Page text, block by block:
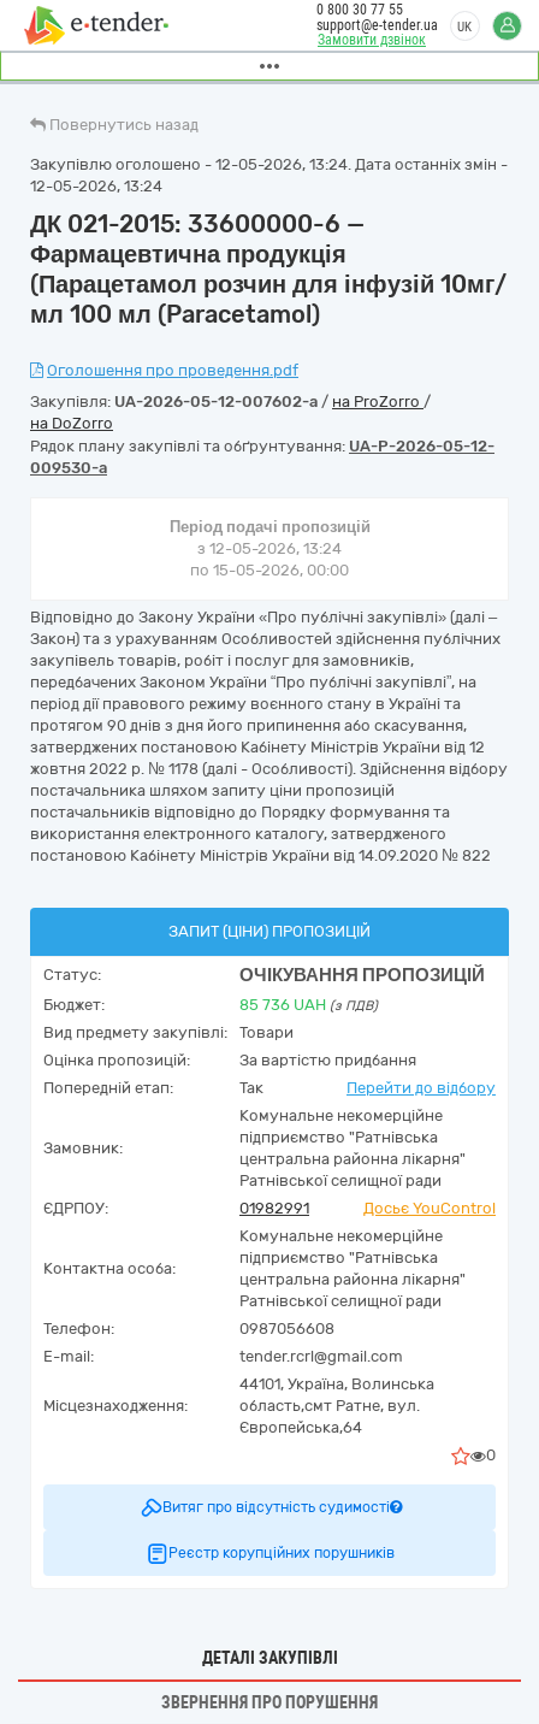
Замовити дзвінок
0 800 30 77 55
support@e-tender.ua
UK
Повернутись назад
Закупівлю оголошено - 12-05-2026, 13:24. Дата останніх змін -
12-05-2026, 13:24
ДК 021-2015: 33600000-6 —
Фармацевтична продукція
(Парацетамол розчин для інфузій 10мг/
мл 100 мл (Paracetamol)
Оголошення про проведення.pdf
Закупівля: UA-2026-05-12-007602-a / на ProZorro /
на DoZorro
Рядок плану закупівлі та обґрунтування: UA-P-2026-05-12-
009530-a
Період подачі пропозицій
з 12-05-2026, 13:24
по 15-05-2026, 00:00
Відповідно до Закону України «Про публічні закупівлі» (далі –
Закон) та з урахуванням Особливостей здійснення публічних
закупівель товарів, робіт і послуг для замовників,
передбачених Законом України “Про публічні закупівлі”, на
період дії правового режиму воєнного стану в Україні та
протягом 90 днів з дня його припинення або скасування,
затверджених постановою Кабінету Міністрів України від 12
жовтня 2022 р. № 1178 (далі - Особливості). Здійснення відбору
постачальника шляхом запиту ціни пропозицій
постачальників відповідно до Порядку формування та
використання електронного каталогу, затвердженого
постановою Кабінету Міністрів України від 14.09.2020 № 822
ЗАПИТ (ЦІНИ) ПРОПОЗИЦІЙ
Статус: ОЧІКУВАННЯ ПРОПОЗИЦІЙ
Бюджет: 85 736 UAH (з ПДВ)
Вид предмету закупівлі:
Товари
Оцінка пропозицій:
За вартістю придбання
Попередній етап:
Так Перейти до відбору
Замовник:
Комунальне некомерційне
підприємство "Ратнівська
центральна районна лікарня"
Ратнівської селищної ради
ЄДРПОУ:
01982991 Досьє YouControl
Контактна особа:
Комунальне некомерційне
підприємство "Ратнівська
центральна районна лікарня"
Ратнівської селищної ради
Телефон:
0987056608
E-mail:
tender.rcrl@gmail.com
Місцезнаходження:
44101, Україна, Волинська
область,смт Ратне, вул.
Європейська,64
0
Витяг про відсутність судимості
Реєстр корупційних порушників
ДЕТАЛІ ЗАКУПІВЛІ
ЗВЕРНЕННЯ ПРО ПОРУШЕННЯ